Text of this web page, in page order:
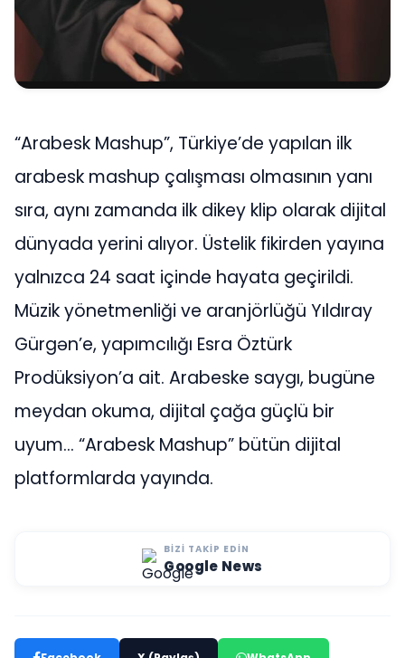
“Arabesk Mashup”, Türkiye’de yapılan ilk
arabesk mashup çalışması olmasının yanı
sıra, aynı zamanda ilk dikey klip olarak dijital
dünyada yerini alıyor. Üstelik fikirden yayına
yalnızca 24 saat içinde hayata geçirildi.
Müzik yönetmenliği ve aranjörlüğü Yıldıray
Gürgən’e, yapımcılığı Esra Öztürk
Prodüksiyon’a ait. Arabeske saygı, bugüne
meydan okuma, dijital çağa güçlü bir
uyum… “Arabesk Mashup” bütün dijital
platformlarda yayında.
BIZI TAKIP EDIN
Google News